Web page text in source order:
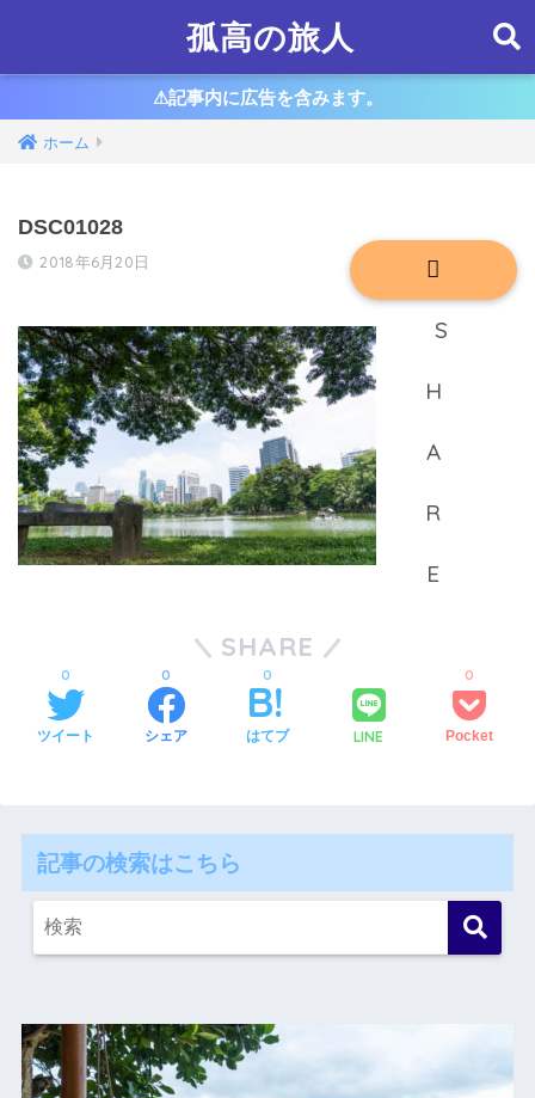
孤高の旅人
⚠︎記事内に広告を含みます。
ホーム
DSC01028
2018年6月20日
SHARE
ツイート
0
シェア
0
はてブ
0
LINE Pocket
0
記事の検索はこちら